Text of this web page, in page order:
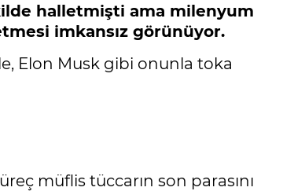
halletmişti ama milenyum
imkansız görünüyor.
Elon Musk gibi onunla toka
müflis tüccarın son parasını